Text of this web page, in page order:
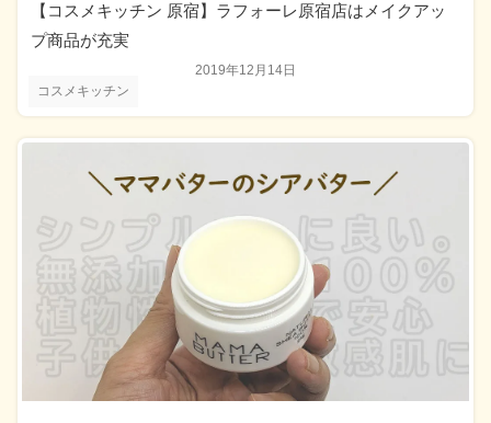
コスメキッチン
2019年12月14日
【コスメキッチン 原宿】ラフォーレ原宿店はメイクアッ
プ商品が充実